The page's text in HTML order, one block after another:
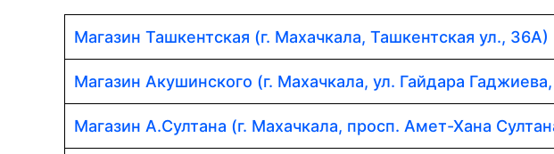
Магазин Ташкентская (г. Махачкала, Ташкентская ул., 36А)
Магазин Акушинского (г. Махачкала, ул. Гайдара
Магазин А.Султана (г. Махачкала, просп. Амет-Хана